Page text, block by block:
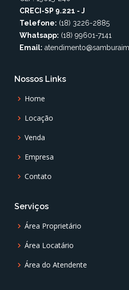
CRECI-SP 9.221 - J
Telefone: (18) 3226-2885
Whatsapp: (18) 99601-7141
Email:
Nossos Links
Home
Locação
Venda
Empresa
Contato
Serviços
Área Proprietário
Área Locatário
Área do Atendente